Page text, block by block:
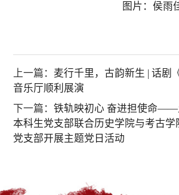
图片：侯雨
上一篇：麦行千里，古韵新生 | 话剧
音乐厅顺利展演
下一篇：铁轨映初心 奋进担使命——
本科生党支部联合历史学院与考古学
党支部开展主题党日活动